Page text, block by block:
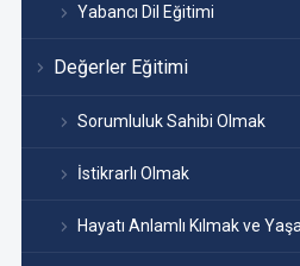
Yabancı Dil Eğitimi
Değerler Eğitimi
Sorumluluk Sahibi Olmak
İstikrarlı Olmak
Hayatı Anlamlı Kılmak ve